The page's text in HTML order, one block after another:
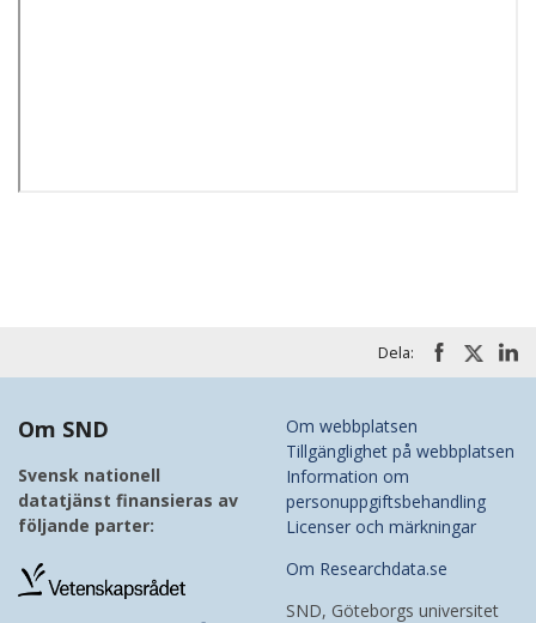
Dela:
Om SND
Svensk nationell
datatjänst finansieras av
följande parter:
Om webbplatsen
Tillgänglighet på webbplatsen
Information om
personuppgiftsbehandling
Licenser och märkningar
Om Researchdata.se
SND, Göteborgs universitet